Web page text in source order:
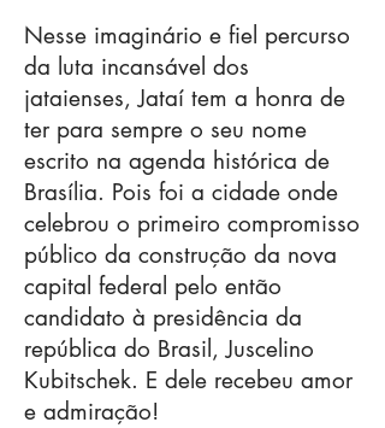
Nesse imaginário e fiel percurso
da luta incansável dos
jataienses, Jataí tem a honra de
ter para sempre o seu nome
escrito na agenda histórica de
Brasília. Pois foi a cidade onde
celebrou o primeiro compromisso
público da construção da nova
capital federal pelo então
candidato à presidência da
república do Brasil, Juscelino
Kubitschek. E dele recebeu amor
e admiração!